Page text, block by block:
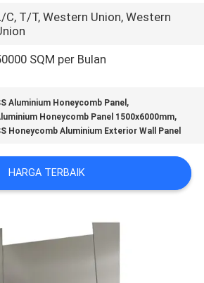
C, T/T, Western Union, Western
SQM per Bulan
Aluminium Honeycomb Panel ,
Honeycomb Panel 1500x6000mm,
Honeycomb Aluminium Exterior Wall Panel
HARGA TERBAIK